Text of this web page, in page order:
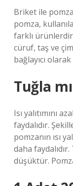
Briket ile
pomza,
farklı
cüruf, taş ve
bağlayıcı
Tuğla
Isı yalıtımını
faydalıdır.
pomzanın ısı
daha
düşüktür.